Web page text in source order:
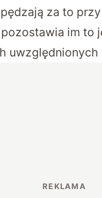
za to
im to
uwzględnionych